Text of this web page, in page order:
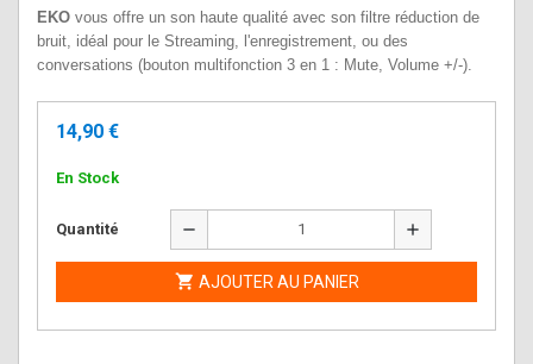
EKO vous offre un son haute qualité avec son filtre réduction de
bruit, idéal pour le Streaming, l'enregistrement, ou des
conversations (bouton multifonction 3 en 1 : Mute, Volume +/-).
14,90 €
En Stock
Quantité remove add
 AJOUTER AU PANIER